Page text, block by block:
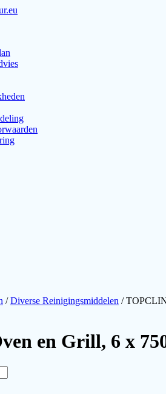
/Diverse Reinigingsmiddelen /
en Grill, 6 x